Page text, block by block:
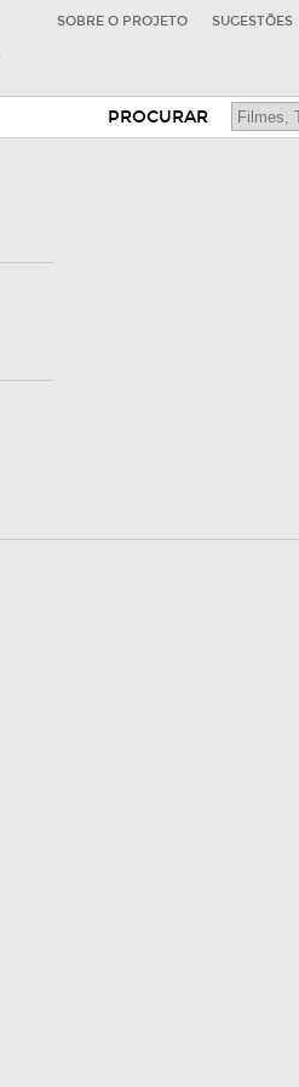
SOBRE O PROJETO SUGESTÕES
PROCURAR